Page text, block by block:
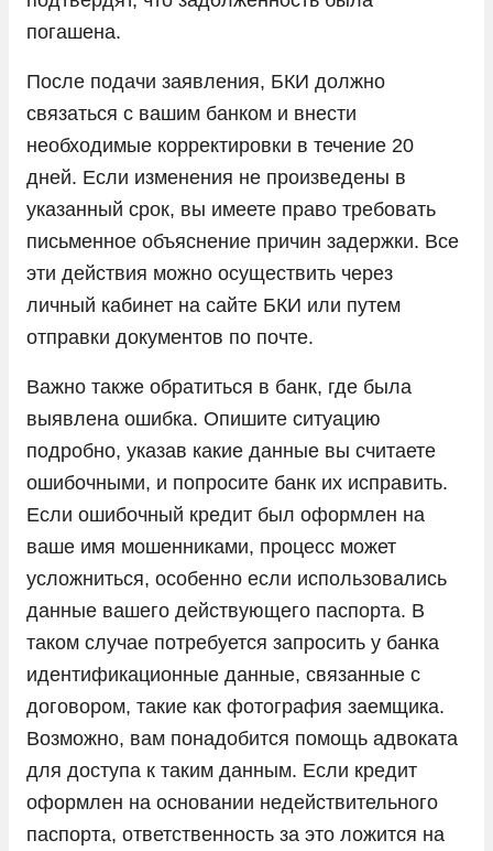
погашена.
После подачи заявления, БКИ должно
связаться с вашим банком и внести
необходимые корректировки в течение 20
дней. Если изменения не произведены в
указанный срок, вы имеете право требовать
письменное объяснение причин задержки. Все
эти действия можно осуществить через
личный кабинет на сайте БКИ или путем
отправки документов по почте.
Важно также обратиться в банк, где была
выявлена ошибка. Опишите ситуацию
подробно, указав какие данные вы считаете
ошибочными, и попросите банк их исправить.
Если ошибочный кредит был оформлен на
ваше имя мошенниками, процесс может
усложниться, особенно если использовались
данные вашего действующего паспорта. В
таком случае потребуется запросить у банка
идентификационные данные, связанные с
договором, такие как фотография заемщика.
Возможно, вам понадобится помощь адвоката
для доступа к таким данным. Если кредит
оформлен на основании недействительного
паспорта, ответственность за это ложится на